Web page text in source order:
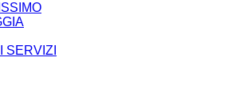
SERVIZI